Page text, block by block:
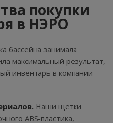
покупки
в НЭРО
бассейна занимала
максимальный результат,
инвентарь в компании
Наши щетки
ABS-пластика,